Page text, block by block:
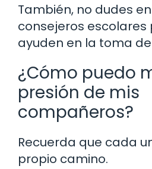
También, no dudes
consejeros escolares
ayuden en la toma
¿Cómo puedo
presión de mis
compañeros?
Recuerda que cada
propio camino.